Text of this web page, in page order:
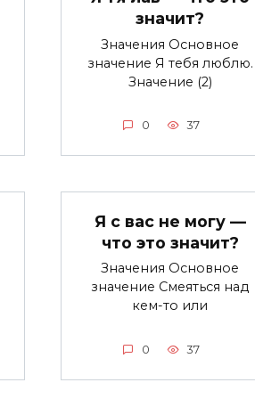
значит?
Значения Основное
значение Я тебя люблю.
Значение (2)
0 37
Я с вас не могу —
что это значит?
Значения Основное
значение Смеяться над
кем-то или
0 37